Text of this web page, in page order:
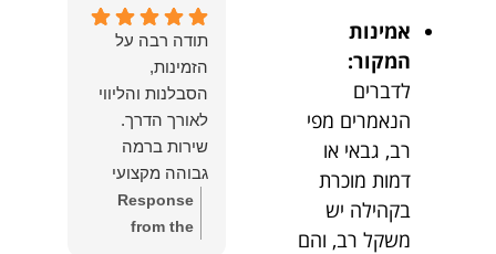
אמינות
המקור:
לדברים
הנאמרים מפי
רב, גבאי או
דמות מוכרת
בקהילה יש
משקל רב, והם
הצלחה, ברכה
ובשורות טובות.
שמעון האן
משרד עורכי דין
ונוטריון
התהליך.
המקצועיות,
הסבלנות,
היסודיות
והאכפתיות שלו
בלטו מהרגע
הראשון. הרגשתי
שיש לי על מי
לסמוך, ואני
ולשירותך בכל
עת גם בהמשך.
שמעון האן
משרד עורכי דין
ונוטריון
תודה רבה על
הזמינות,
הסבלנות והליווי
שירות ברמה
גבוהה מקצועי
ואמין.
Response
from the